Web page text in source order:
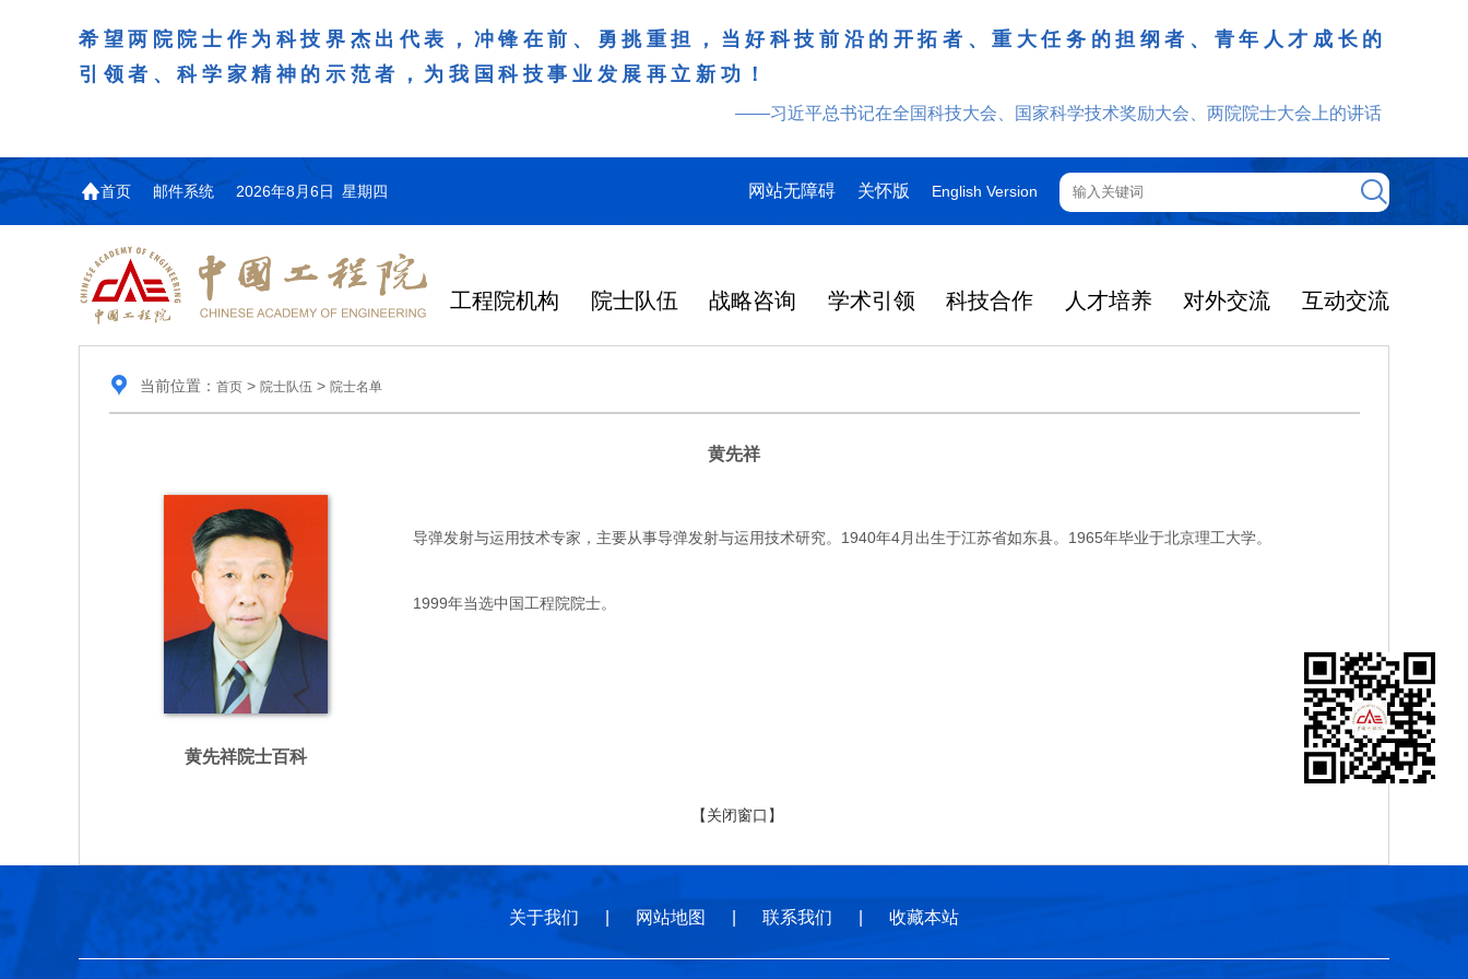
希望两院院士作为科技界杰出代表，冲锋在前、勇挑重担，当好科技前沿的开拓者、重大任务的担纲者、青年人才成长的
引领者、科学家精神的示范者，为我国科技事业发展再立新功！
——习近平总书记在全国科技大会、国家科学技术奖励大会、两院院士大会上的讲话
首页 邮件系统 2026年8月6日 星期四 网站无障碍 关怀版 English Version
工程院机构 院士队伍 战略咨询 学术引领 科技合作 人才培养 对外交流 互动交流
当前位置： 首页> 院士队伍 > 院士名单
黄先祥
黄先祥院士百科
导弹发射与运用技术专家，主要从事导弹发射与运用技术研究。1940年4月出生于江苏省如东县。1965年毕业于北京理工大学。
1999年当选中国工程院院士。
【关闭窗口】
关于我们 网站地图 联系我们 收藏本站